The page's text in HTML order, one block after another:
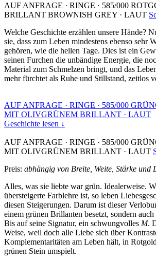
AUF ANFRAGE · RINGE · 585/000
BRILLANT BROWNISH GREY · LAUT
Welche Geschichte erzählen unsere Hände?
sie, dass zum Leben mindestens ebenso sehr
gehören, wie die hellen Tage. Dies ist ein
seinen Furchen die unbändige Energie, die
Material zum Schmelzen bringt, und das
mehr fürchtet als Ruhe und Stillstand, zeitlos
AUF ANFRAGE · RINGE · 585/000
MIT OLIVGRÜNEM BRILLANT · LAUT
Geschichte lesen ↓
AUF ANFRAGE · RINGE · 585/000
MIT OLIVGRÜNEM BRILLANT · LAUT
Preis: abhängig von Breite, Weite, Stärke und
Alles, was sie liebte war grün. Idealerweise.
übersteigerte Farblehre ist, so leben
diesen Steigerungen. Darum ist dieser
einem grünen Brillanten besetzt, sondern
Bis auf seine Signatur, ein schwungvolles M.
Weise, weil doch alle Liebe sich über
Komplementaritäten am Leben hält, in
grünen Stein umspielt.